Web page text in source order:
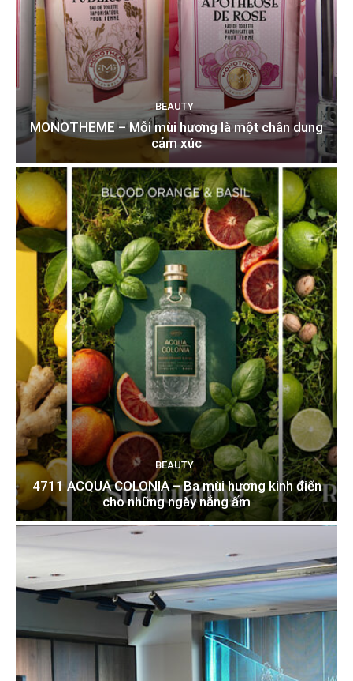
BEAUTY
MONOTHEME – Mỗi mùi hương là một chân dung
cảm xúc
BEAUTY
4711 ACQUA COLONIA – Ba mùi hương kinh điển
cho những ngày nắng ấm